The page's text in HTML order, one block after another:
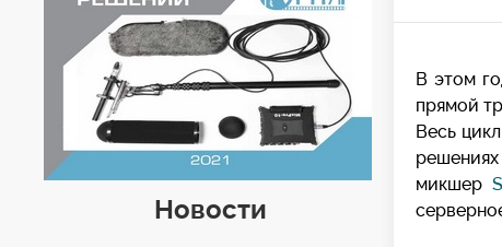
Новости
В этом
прямой
Весь
микшер